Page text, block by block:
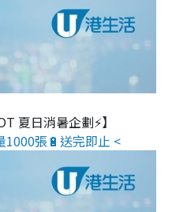
夏日消暑企劃⚡】
1000張🔋送完即止 <